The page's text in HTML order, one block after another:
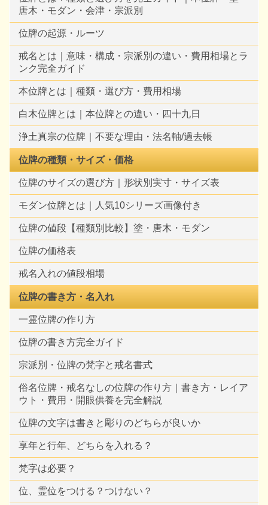
唐木・モダン・会津・宗派別
位牌の起源・ルーツ
戒名とは｜意味・構成・宗派別の違い・費用相場とラ
ンク完全ガイド
本位牌とは｜種類・選び方・費用相場
白木位牌とは｜本位牌との違い・四十九日
浄土真宗の位牌｜不要な理由・法名軸/過去帳
位牌の種類・サイズ・価格
位牌のサイズの選び方｜形状別実寸・サイズ表
モダン位牌とは｜人気10シリーズ画像付き
位牌の値段【種類別比較】塗・唐木・モダン
位牌の価格表
戒名入れの値段相場
位牌の書き方・名入れ
一霊位牌の作り方
位牌の書き方完全ガイド
宗派別・位牌の梵字と戒名書式
俗名位牌・戒名なしの位牌の作り方｜書き方・レイア
ウト・費用・開眼供養を完全解説
位牌の文字は書きと彫りのどちらが良いか
享年と行年、どちらを入れる？
梵字は必要？
位、霊位をつける？つけない？